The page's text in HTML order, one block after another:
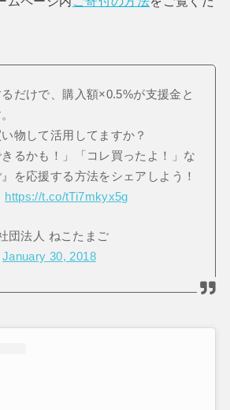
だけで、購入額×0.5%が支援金と
物して活用してますか？
きるかも！」「コレ買ったよ！」な
を応援する方法をシェアしよう！
https://t.co/tTi7mkyx5g
団法人 ねこたまご
January 30, 2018